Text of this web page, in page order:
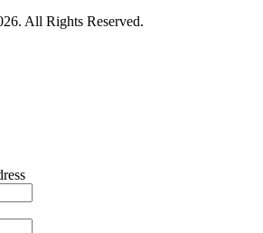
All Rights Reserved.